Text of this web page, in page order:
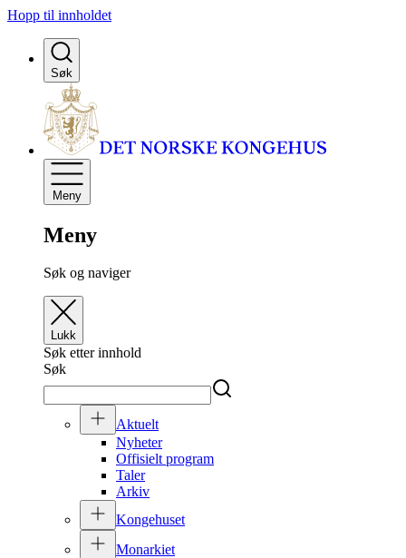
Hopp til innholdet
Søk
Meny
Meny
Søk og naviger
Lukk
Søk etter innhold
Søk
Aktuelt
Nyheter
Offisielt program
Taler
Arkiv
Kongehuset
Monarkiet